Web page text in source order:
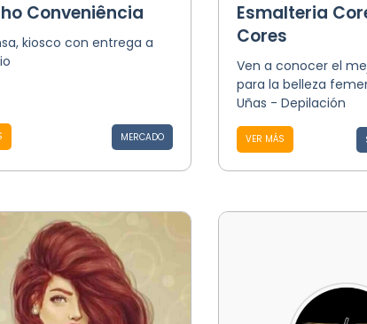
Conveniência
kiosco con entrega a
MERCADO
Esmalteria
Cores
Ven a conocer el
para la belleza
Uñas - Depilación
VER MÁS